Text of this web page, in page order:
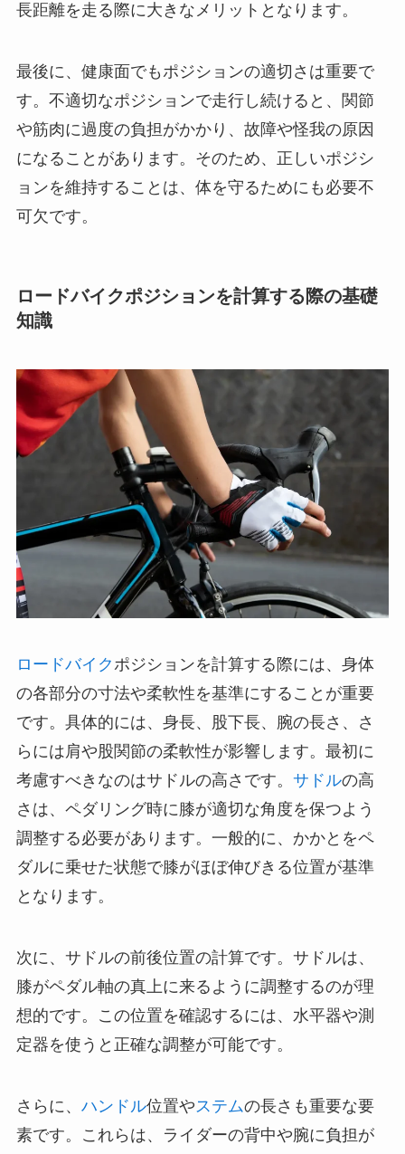
長距離を走る際に大きなメリットとなります。
最後に、健康面でもポジションの適切さは重要で
す。不適切なポジションで走行し続けると、関節
や筋肉に過度の負担がかかり、故障や怪我の原因
になることがあります。そのため、正しいポジシ
ョンを維持することは、体を守るためにも必要不
可欠です。
ロードバイクポジションを計算する際の基礎
知識
ロードバイクポジションを計算する際には、身体
の各部分の寸法や柔軟性を基準にすることが重要
です。具体的には、身長、股下長、腕の長さ、さ
らには肩や股関節の柔軟性が影響します。最初に
考慮すべきなのはサドルの高さです。 サドルの高
さは、ペダリング時に膝が適切な角度を保つよう
調整する必要があります。一般的に、かかとをペ
ダルに乗せた状態で膝がほぼ伸びきる位置が基準
となります。
次に、サドルの前後位置の計算です。サドルは、
膝がペダル軸の真上に来るように調整するのが理
想的です。この位置を確認するには、水平器や測
定器を使うと正確な調整が可能です。
さらに、 ハンドル位置やステムの長さも重要な要
素です。これらは、ライダーの背中や腕に負担が